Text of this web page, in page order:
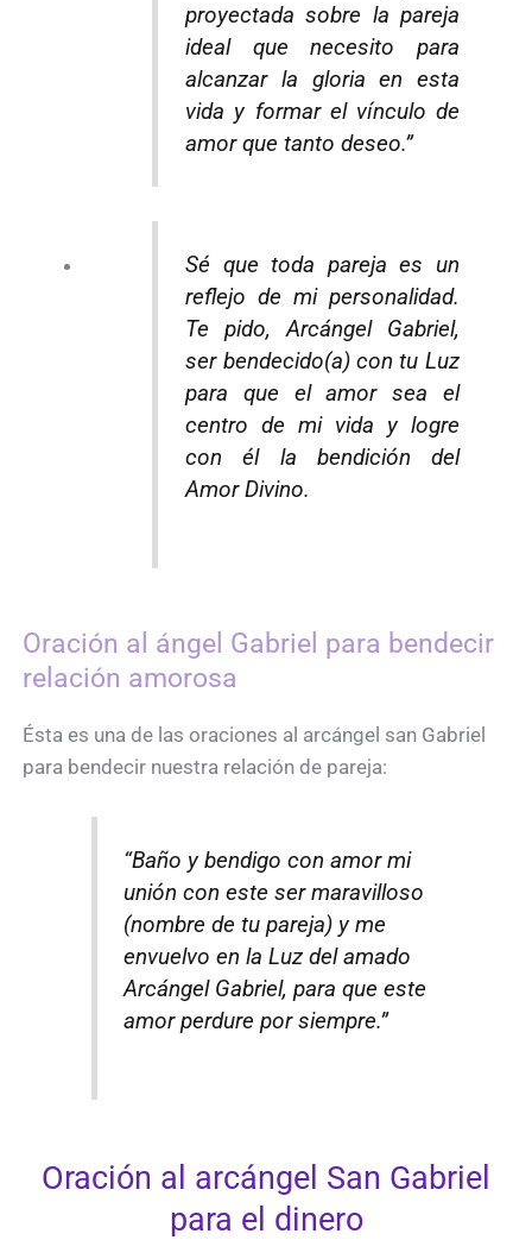
proyectada sobre la pareja
ideal que necesito para
alcanzar la gloria en esta
vida y formar el vínculo de
amor que tanto deseo.”
Sé que toda pareja es un
reflejo de mi personalidad.
Te pido, Arcángel Gabriel,
ser bendecido(a) con tu Luz
para que el amor sea el
centro de mi vida y logre
con él la bendición del
Amor Divino.
Oración al ángel Gabriel para bendecir
relación amorosa
Ésta es una de las oraciones al arcángel san Gabriel
para bendecir nuestra relación de pareja:
“Baño y bendigo con amor mi
unión con este ser maravilloso
(nombre de tu pareja) y me
envuelvo en la Luz del amado
Arcángel Gabriel, para que este
amor perdure por siempre.”
Oración al arcángel San Gabriel
para el dinero